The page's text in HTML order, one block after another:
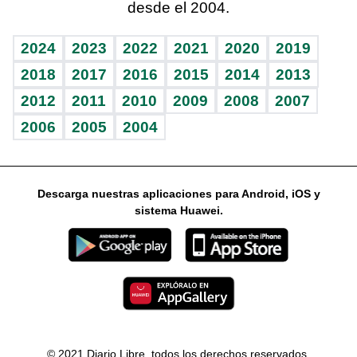
Vida y familia
Eñe
Celebrando la vida
Sin complejos
En pocas palabras
Escuchando al corazón
Economía Personal
Consulta Libre
BRV
TBT Deportivo
Ágora
Guía del dinero
Horóscopos
desde el 2004.
2024 2023 2022 2021 2020
2019
2018
2017 2016 2015 2014
2013
2012
2011 2010 2009 2008
2007
2006
2005 2004
Descarga nuestras aplicaciones para Android, iOS y
sistema Huawei.
© 2021 Diario Libre, todos los derechos reservados.